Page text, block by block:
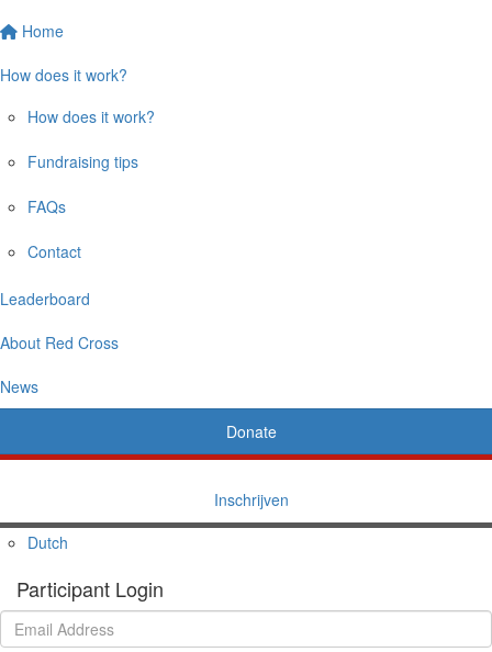
Home
How does it work?
How does it work?
Fundraising tips
FAQs
Contact
Leaderboard
About Red Cross
News
Donate
Inschrijven
Dutch
Participant Login